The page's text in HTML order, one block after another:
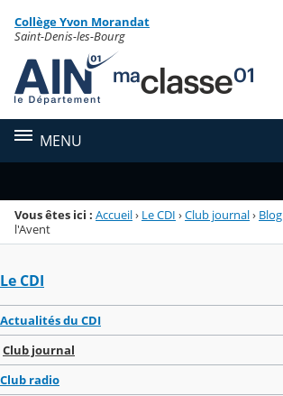
Menu de la rubrique
Contenu
Collège Yvon Morandat
Saint-Denis-les-Bourg
MENU
Vous êtes ici : Accueil› Le CDI ›Club journal› Blog
l'Avent
Le CDI
Actualités du CDI
Club journal
Club radio